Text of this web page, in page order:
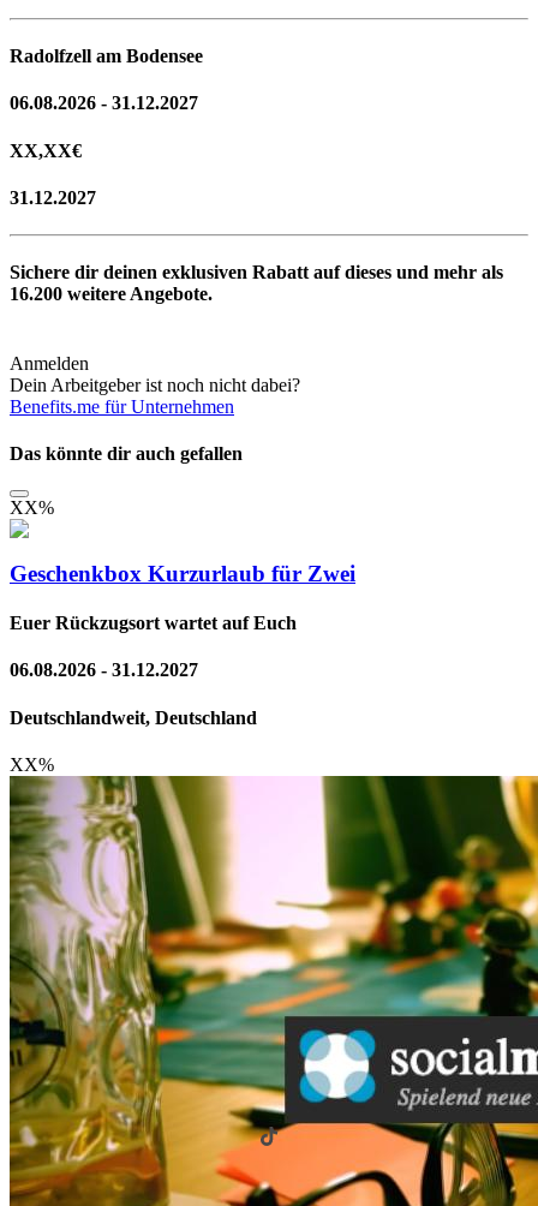
Radolfzell am Bodensee
06.08.2026 - 31.12.2027
XX,XX€
31.12.2027
Sichere dir deinen exklusiven Rabatt auf dieses und mehr als
16.200 weitere Angebote.
Anmelden
Dein Arbeitgeber ist noch nicht dabei?
Benefits.me für Unternehmen
Das könnte dir auch gefallen
XX%
Geschenkbox Kurzurlaub für Zwei
Euer Rückzugsort wartet auf Euch
06.08.2026 - 31.12.2027
Deutschlandweit, Deutschland
XX%